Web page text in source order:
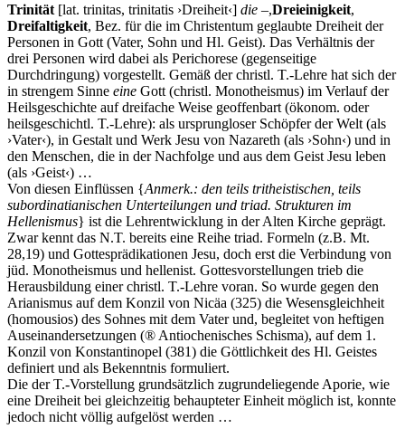
Trinität [lat. trinitas, trinitatis ›Dreiheit‹] die –,Dreieinigkeit,
Dreifaltigkeit, Bez. für die im Christentum geglaubte Dreiheit der
Personen in Gott (Vater, Sohn und Hl. Geist). Das Verhältnis der
drei Personen wird dabei als Perichorese (gegenseitige
Durchdringung) vorgestellt. Gemäß der christl. T.-Lehre hat sich der
in strengem Sinne eine Gott (christl. Monotheismus) im Verlauf der
Heilsgeschichte auf dreifache Weise geoffenbart (ökonom. oder
heilsgeschichtl. T.-Lehre): als ursprungloser Schöpfer der Welt (als
›Vater‹), in Gestalt und Werk Jesu von Nazareth (als ›Sohn‹) und in
den Menschen, die in der Nachfolge und aus dem Geist Jesu leben
(als ›Geist‹) …
Von diesen Einflüssen {Anmerk.: den teils tritheistischen, teils
subordinatianischen Unterteilungen und triad. Strukturen im
Hellenismus} ist die Lehrentwicklung in der Alten Kirche geprägt.
Zwar kennt das N.T. bereits eine Reihe triad. Formeln (z.B. Mt.
28,19) und Gottesprädikationen Jesu, doch erst die Verbindung von
jüd. Monotheismus und hellenist. Gottesvorstellungen trieb die
Herausbildung einer christl. T.-Lehre voran. So wurde gegen den
Arianismus auf dem Konzil von Nicäa (325) die Wesensgleichheit
(homousios) des Sohnes mit dem Vater und, begleitet von heftigen
Auseinandersetzungen (® Antiochenisches Schisma), auf dem 1.
Konzil von Konstantinopel (381) die Göttlichkeit des Hl. Geistes
definiert und als Bekenntnis formuliert.
Die der T.-Vorstellung grundsätzlich zugrundeliegende Aporie, wie
eine Dreiheit bei gleichzeitig behaupteter Einheit möglich ist, konnte
jedoch nicht völlig aufgelöst werden …